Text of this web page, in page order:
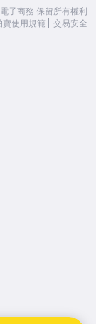
子商務 保留所有權利
賣使用規範 交易安全